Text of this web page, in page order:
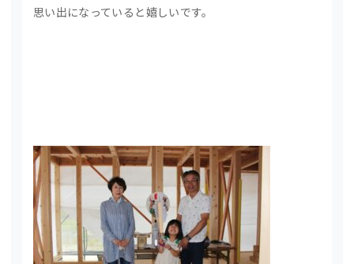
思い出になっていると嬉しいです。